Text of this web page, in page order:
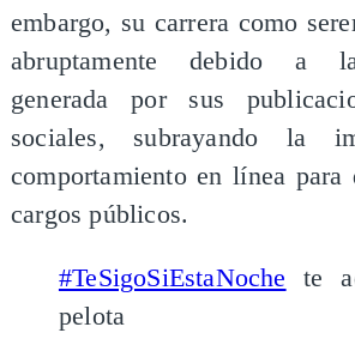
embargo, su carrera como
abruptamente debido a
generada por sus
sociales, subrayando la
comportamiento en línea para
cargos públicos.
#TeSigoSiEstaNoche te
pelota